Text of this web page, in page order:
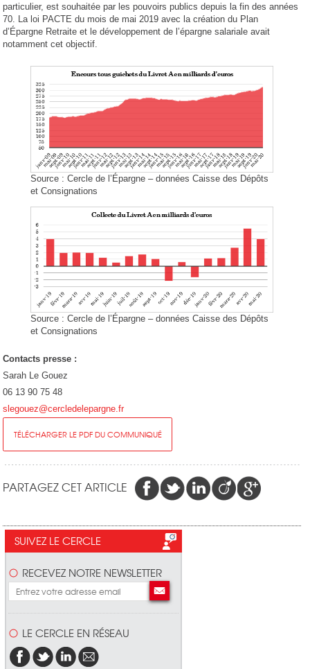
particulier, est souhaitée par les pouvoirs publics depuis la fin des années
70. La loi PACTE du mois de mai 2019 avec la création du Plan
d’Épargne Retraite et le développement de l’épargne salariale avait
notamment cet objectif.
Source : Cercle de l’Épargne – données Caisse des Dépôts
et Consignations
Source : Cercle de l’Épargne – données Caisse des Dépôts
et Consignations
Contacts presse :
Sarah Le Gouez
06 13 90 75 48
slegouez@cercledelepargne.fr
TÉLÉCHARGER LE PDF DU COMMUNIQUÉ
PARTAGEZ CET ARTICLE
SUIVEZ LE CERCLE
RECEVEZ NOTRE NEWSLETTER
LE CERCLE EN RÉSEAU